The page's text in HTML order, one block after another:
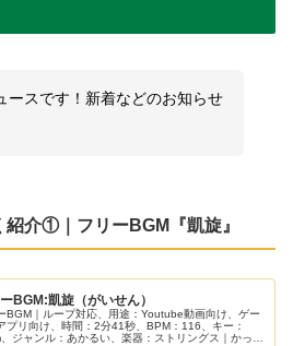
ースです！新着などのお知らせ
介①｜フリーBGM『凱旋』
BGM:凱旋（がいせん）
BGM｜ループ対応、用途：Youtube動画向け、ゲー
プリ向け、時間：2分41秒、BPM：116、キー：
ジャンル：あかるい、楽器：ストリングス｜かっこ